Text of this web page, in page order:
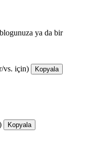
ya da bir
vs. için) Kopyala
Kopyala